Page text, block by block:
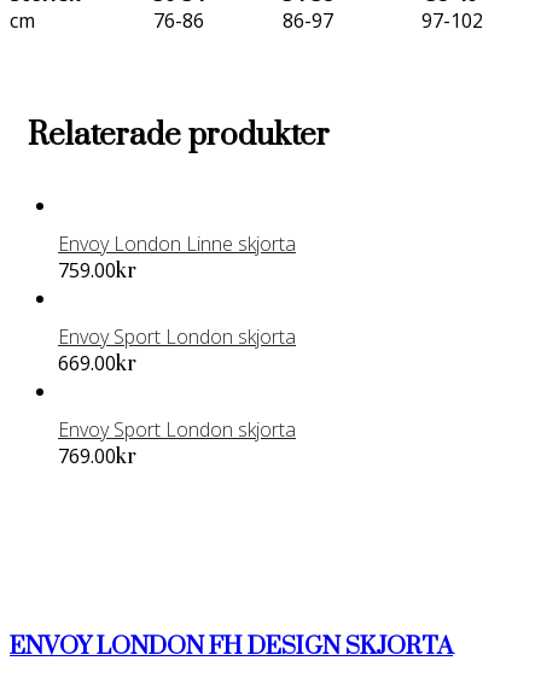
cm
76-86 86-97 97-102
Relaterade produkter
Envoy London Linne skjorta
Den
har
flera
De
olika
759.00kr
Envoy Sport London skjorta
Den
har
flera
på
669.00kr
Envoy Sport London skjorta
Den
olika
769.00kr
ENVOY LONDON FH DESIGN SKJORTA